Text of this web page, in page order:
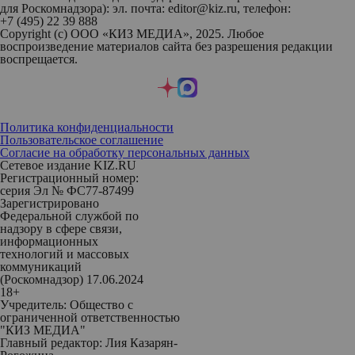
для Роскомнадзора): эл. почта: editor@kiz.ru, телефон:
+7 (495) 22 39 888
Copyright (с) ООО «КИЗ МЕДИА», 2025. Любое
воспроизведение материалов сайта без разрешения редакции
воспрещается.
Политика конфиденциальности
Пользовательское соглашение
Согласие на обработку персональных данных
Сетевое издание KIZ.RU
Регистрационный номер:
серия Эл № ФС77-87499
Зарегистрировано
Федеральной службой по
надзору в сфере связи,
информационных
технологий и массовых
коммуникаций
(Роскомнадзор) 17.06.2024
18+
Учредитель: Общество с
ограниченной ответственностью
"КИЗ МЕДИА"
Главный редактор: Лия Казарян-